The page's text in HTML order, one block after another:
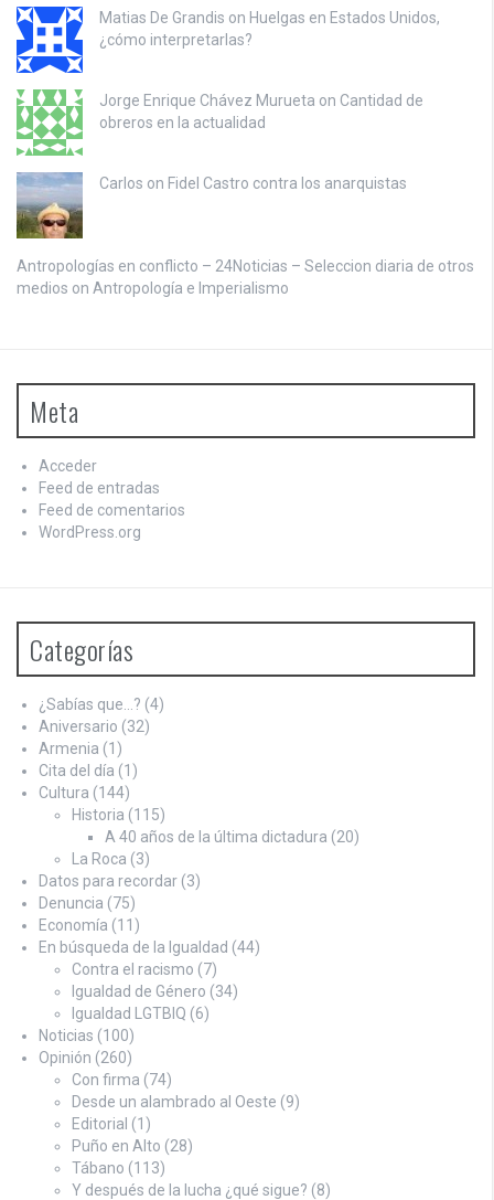
Matias De Grandis on Huelgas en Estados Unidos,
¿cómo interpretarlas?
Jorge Enrique Chávez Murueta on Cantidad de
obreros en la actualidad
Carlos on Fidel Castro contra los anarquistas
Antropologías en conflicto – 24Noticias – Seleccion diaria de otros
medios on Antropología e Imperialismo
Meta
Acceder
Feed de entradas
Feed de comentarios
WordPress.org
Categorías
¿Sabías que…? (4)
Aniversario (32)
Armenia (1)
Cita del día (1)
Cultura (144)
Historia (115)
A 40 años de la última dictadura (20)
La Roca (3)
Datos para recordar (3)
Denuncia (75)
Economía (11)
En búsqueda de la Igualdad (44)
Contra el racismo (7)
Igualdad de Género (34)
Igualdad LGTBIQ (6)
Noticias (100)
Opinión (260)
Con firma (74)
Desde un alambrado al Oeste (9)
Editorial (1)
Puño en Alto (28)
Tábano (113)
Y después de la lucha ¿qué sigue? (8)